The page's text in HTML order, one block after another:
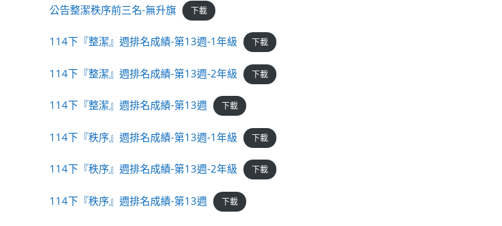
公告整潔秩序前三名-無升旗 下載
114下『整潔』週排名成績-第13週-1年級 下載
114下『整潔』週排名成績-第13週-2年級 下載
114下『整潔』週排名成績-第13週 下載
114下『秩序』週排名成績-第13週-1年級 下載
114下『秩序』週排名成績-第13週-2年級 下載
114下『秩序』週排名成績-第13週 下載